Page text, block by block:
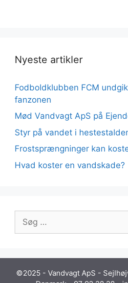
Nyeste artikler
Fodboldklubben FCM
fanzonen
Mød Vandvagt ApS på
Styr på vandet i
Frostsprængninger kan
Hvad koster en vandskade?
efter:
©2025 - Vandvagt ApS -